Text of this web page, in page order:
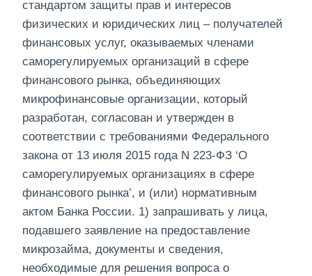
стандартом защиты прав и интересов
физических и юридических лиц – получателей
финансовых услуг, оказываемых членами
саморегулируемых организаций в сфере
финансового рынка, объединяющих
микрофинансовые организации, который
разработан, согласован и утвержден в
соответствии с требованиями Федерального
закона от 13 июля 2015 года N 223-ФЗ ‘О
саморегулируемых организациях в сфере
финансового рынка’, и (или) нормативным
актом Банка России. 1) запрашивать у лица,
подавшего заявление на предоставление
микрозайма, документы и сведения,
необходимые для решения вопроса о